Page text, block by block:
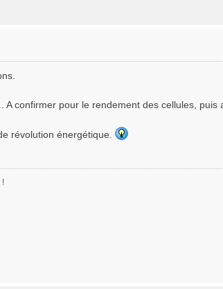
A confirmer pour le rendement des cellules, puis
révolution énergétique.
!